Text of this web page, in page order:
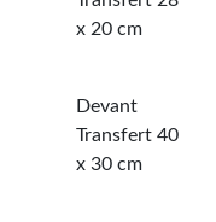
x 20 cm
Devant
Transfert 40
x 30 cm